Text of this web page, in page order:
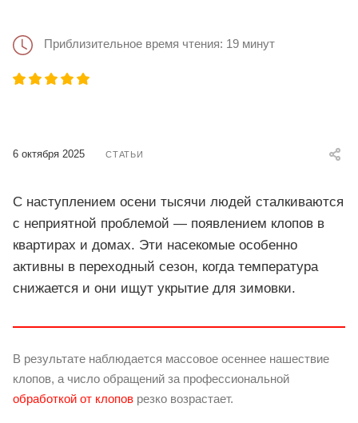
Приблизительное время чтения: 19 минут
6 октября 2025 СТАТЬИ
С наступлением осени тысячи людей сталкиваются
с неприятной проблемой — появлением клопов в
квартирах и домах. Эти насекомые особенно
активны в переходный сезон, когда температура
снижается и они ищут укрытие для зимовки.
В результате наблюдается массовое осеннее нашествие
клопов, а число обращений за профессиональной
обработкой от клопов резко возрастает.